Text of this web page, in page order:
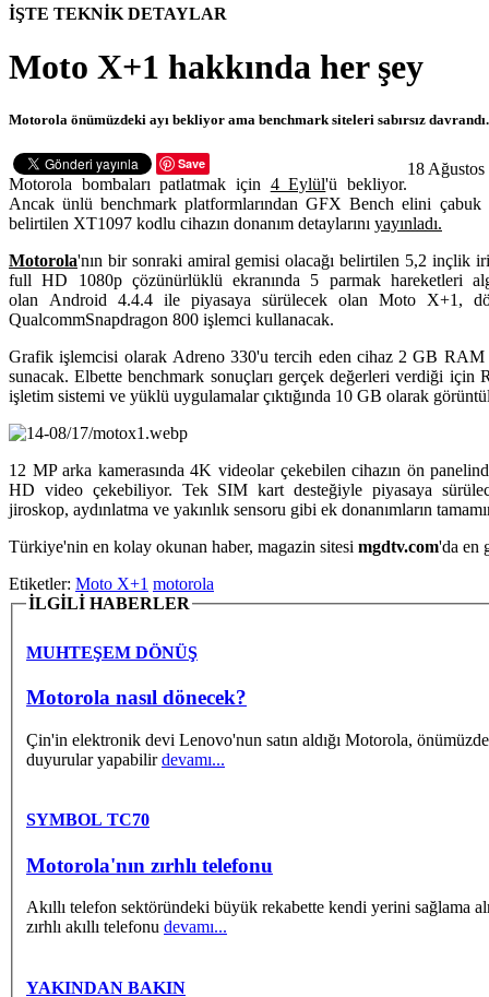
İŞTE TEKNİK DETAYLAR
Moto X+1 hakkında her şey
Motorola önümüzdeki ayı bekliyor ama benchmark siteleri sabırsız davrandı.
Save
18
Motorola bombaları patlatmak için 4 Eylül'ü bekliyor.
Ancak ünlü benchmark platformlarından GFX Bench elini
belirtilen XT1097 kodlu cihazın donanım detaylarını yayınladı.
Motorola'nın bir sonraki amiral gemisi olacağı belirtilen 5,2 inçlik
full HD 1080p çözünürlüklü ekranında 5 parmak hareketleri
olan Android 4.4.4 ile piyasaya sürülecek olan Moto X+1,
QualcommSnapdragon 800 işlemci kullanacak.
Grafik işlemcisi olarak Adreno 330'u tercih eden cihaz 2 GB RAM
sunacak. Elbette benchmark sonuçları gerçek değerleri verdiği için
işletim sistemi ve yüklü uygulamalar çıktığında 10 GB olarak
12 MP arka kamerasında 4K videolar çekebilen cihazın ön
HD video çekebiliyor. Tek SIM kart desteğiyle piyasaya
jiroskop, aydınlatma ve yakınlık sensoru gibi ek donanımların
Türkiye'nin en kolay okunan haber, magazin sitesi mgdtv.com'da en
Etiketler: Moto X+1 motorola
İLGİLİ HABERLER
MUHTEŞEM DÖNÜŞ
Motorola nasıl dönecek?
Çin'in elektronik devi Lenovo'nun satın aldığı Motorola,
duyurular yapabilirdevamı...
SYMBOL TC70
Motorola'nın zırhlı telefonu
Akıllı telefon sektöründeki büyük rekabette kendi yerini sağlama
zırhlı akıllı telefonu devamı...
YAKINDAN BAKIN